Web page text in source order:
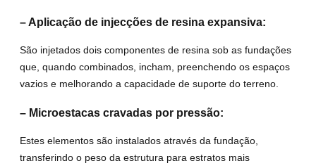
– Aplicação de injecções de resina expansiva:
São injetados dois componentes de resina sob as fundações
que, quando combinados, incham, preenchendo os espaços
vazios e melhorando a capacidade de suporte do terreno.
– Microestacas cravadas por pressão:
Estes elementos são instalados através da fundação,
transferindo o peso da estrutura para estratos mais